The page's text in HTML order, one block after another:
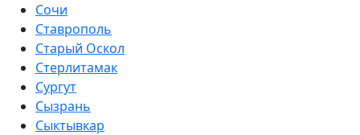
Сочи
Ставрополь
Старый Оскол
Стерлитамак
Сургут
Сызрань
Сыктывкар